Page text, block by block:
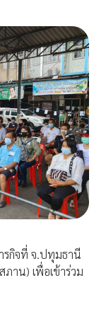
รกิจที่ จ.ปทุมธานี
ภาน) เพื่อเข้าร่วม